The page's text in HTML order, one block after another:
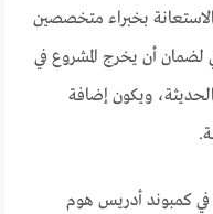
بخبراء متخصصين
لضمان أن يخرج المشروع في
ويكون إضافة
في كمبوند أدريس هوم